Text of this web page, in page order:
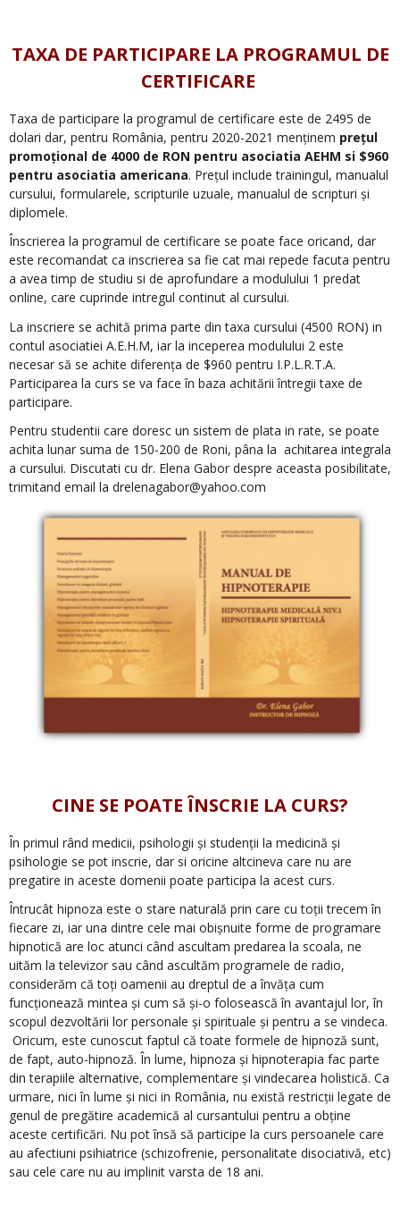
TAXA DE PARTICIPARE LA PROGRAMUL DE
CERTIFICARE
Taxa de participare la programul de certificare este de 2495 de
dolari dar, pentru România, pentru 2020-2021 menținem prețul
promoțional de 4000 de RON pentru asociatia AEHM si $960
pentru asociatia americana. Prețul include trainingul, manualul
cursului, formularele, scripturile uzuale, manualul de scripturi și
diplomele.
Înscrierea la programul de certificare se poate face oricand, dar
este recomandat ca inscrierea sa fie cat mai repede facuta pentru
a avea timp de studiu si de aprofundare a modulului 1 predat
online, care cuprinde intregul continut al cursului.
La inscriere se achită prima parte din taxa cursului (4500 RON) in
contul asociatiei A.E.H.M, iar la inceperea modulului 2 este
necesar să se achite diferența de $960 pentru I.P.L.R.T.A.
Participarea la curs se va face în baza achitării întregii taxe de
participare.
Pentru studentii care doresc un sistem de plata in rate, se poate
achita lunar suma de 150-200 de Roni, pâna la achitarea integrala
a cursului. Discutati cu dr. Elena Gabor despre aceasta posibilitate,
trimitand email la drelenagabor@yahoo.com
CINE SE POATE ÎNSCRIE LA CURS?
În primul rând medicii, psihologii și studenții la medicină și
psihologie se pot inscrie, dar si oricine altcineva care nu are
pregatire in aceste domenii poate participa la acest curs.
Întrucât hipnoza este o stare naturală prin care cu toții trecem în
fiecare zi, iar una dintre cele mai obișnuite forme de programare
hipnotică are loc atunci când ascultam predarea la scoala, ne
uităm la televizor sau când ascultăm programele de radio,
considerăm că toți oamenii au dreptul de a învăța cum
funcționează mintea și cum să și-o folosească în avantajul lor, în
scopul dezvoltării lor personale și spirituale și pentru a se vindeca.
Oricum, este cunoscut faptul că toate formele de hipnoză sunt,
de fapt, auto-hipnoză. În lume, hipnoza și hipnoterapia fac parte
din terapiile alternative, complementare și vindecarea holistică. Ca
urmare, nici în lume și nici in România, nu există restricții legate de
genul de pregătire academică al cursantului pentru a obține
aceste certificări. Nu pot însă să participe la curs persoanele care
au afectiuni psihiatrice (schizofrenie, personalitate disociativă, etc)
sau cele care nu au implinit varsta de 18 ani.